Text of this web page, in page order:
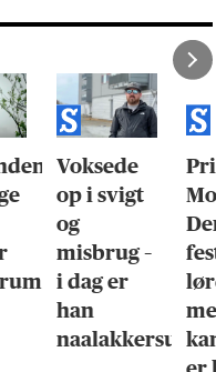
i svigt
–
er
Pride
Month:
fest på
lørdag –
kampen